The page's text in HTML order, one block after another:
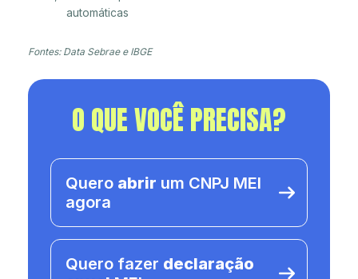
automáticas
Fontes: Data Sebrae e IBGE
O QUE VOCÊ PRECISA?
Quero abrir um CNPJ MEI
agora
Quero fazer declaração